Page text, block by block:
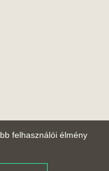
felhasználói élmény